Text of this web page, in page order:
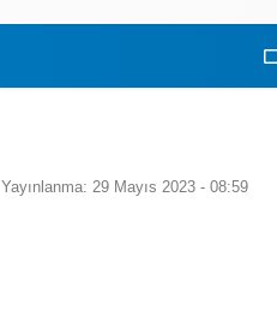
Yayınlanma: 29 Mayıs 2023 - 08:59